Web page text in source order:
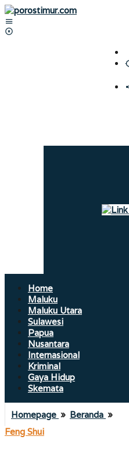
Lewati
ke
konten
Home
Maluku
Maluku Utara
Sulawesi
Papua
Nusantara
Internasional
Kriminal
Gaya Hidup
Skemata
Homepage » Beranda »
Feng Shui